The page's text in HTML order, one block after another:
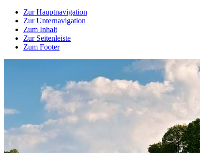
Zur Hauptnavigation
Zur Unternavigation
Zum Inhalt
Zur Seitenleiste
Zum Footer